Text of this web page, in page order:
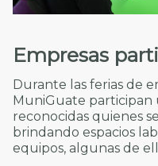
Empresas
Durante las ferias de
MuniGuate participan
reconocidas quienes
brindando espacios
equipos, algunas de